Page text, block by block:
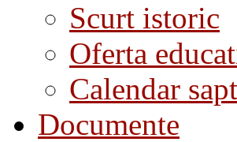
Scurt istoric
Oferta
Calendar
Documente